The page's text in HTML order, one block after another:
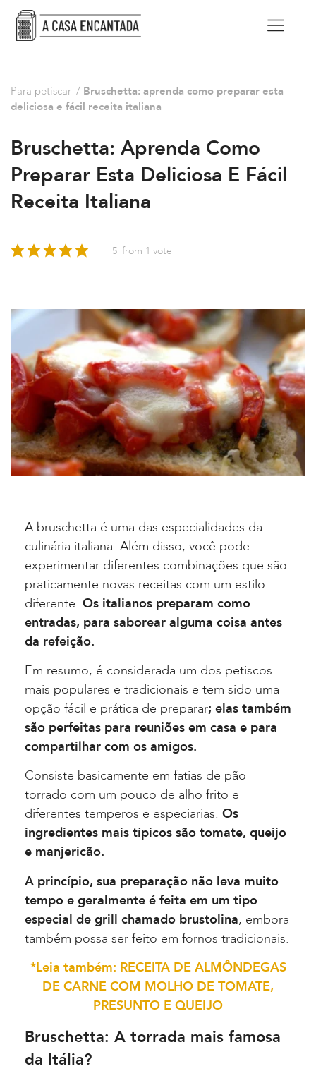
Para petiscar / Bruschetta: aprenda como preparar esta
deliciosa e fácil receita italiana
Bruschetta: Aprenda Como
Preparar Esta Deliciosa E Fácil
Receita Italiana
5 from 1 vote
A bruschetta é uma das especialidades da
culinária italiana. Além disso, você pode
experimentar diferentes combinações que são
praticamente novas receitas com um estilo
diferente. Os italianos preparam como
entradas, para saborear alguma coisa antes
da refeição.
Em resumo, é considerada um dos petiscos
mais populares e tradicionais e tem sido uma
opção fácil e prática de preparar; elas também
são perfeitas para reuniões em casa e para
compartilhar com os amigos.
Consiste basicamente em fatias de pão
torrado com um pouco de alho frito e
diferentes temperos e especiarias. Os
ingredientes mais típicos são tomate, queijo
e manjericão.
A princípio, sua preparação não leva muito
tempo e geralmente é feita em um tipo
especial de grill chamado brustolina, embora
também possa ser feito em fornos tradicionais.
*Leia também: RECEITA DE ALMÔNDEGAS
DE CARNE COM MOLHO DE TOMATE,
PRESUNTO E QUEIJO
Bruschetta: A torrada mais famosa
da Itália?